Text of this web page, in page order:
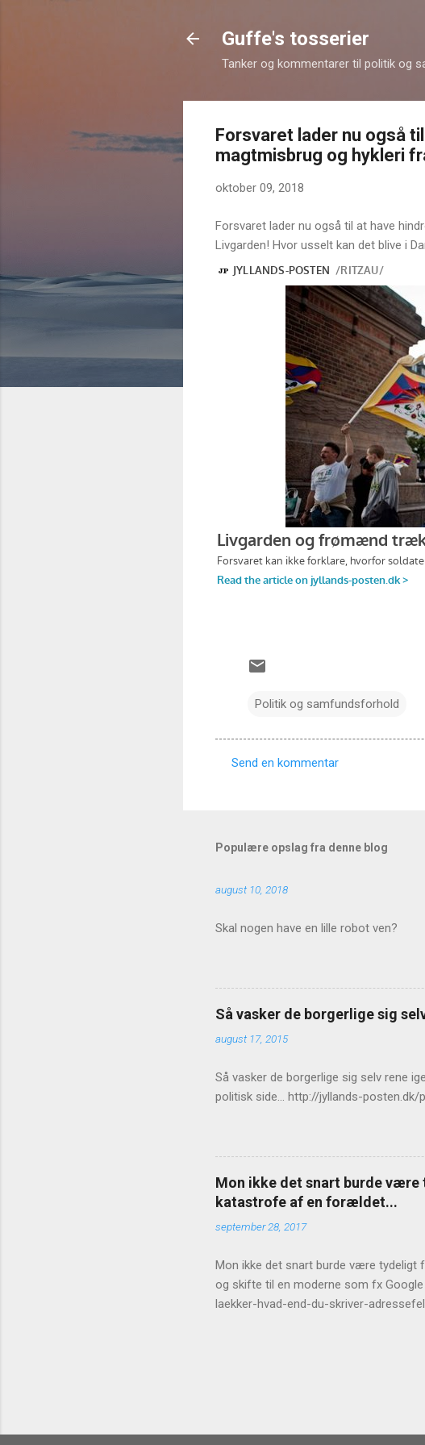
Guffe's tosserier
Tanker og kommentarer til politik og
Forsvaret lader nu også
magtmisbrug og hykleri
oktober 09, 2018
Forsvaret lader nu også til at have
Livgarden! Hvor usselt kan det blive i
Politik og samfundsforhold
m
n
Send en kommentar
Populære opslag fra denne blog
august 10, 2018
Skal nogen have en lille robot ven?
Så vasker de borgerlige sig
august 17, 2015
Så vasker de borgerlige sig selv rene
politisk side... http://jyllands-posten.dk/
Mon ikke det snart burde
katastrofe af en forældet...
september 28, 2017
Mon ikke det snart burde være
og skifte til en moderne som fx
laekker-hvad-end-du-skriver-